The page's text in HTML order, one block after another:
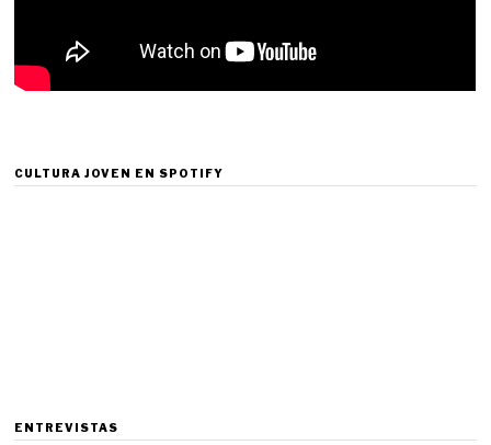
CULTURA JOVEN EN SPOTIFY
ENTREVISTAS